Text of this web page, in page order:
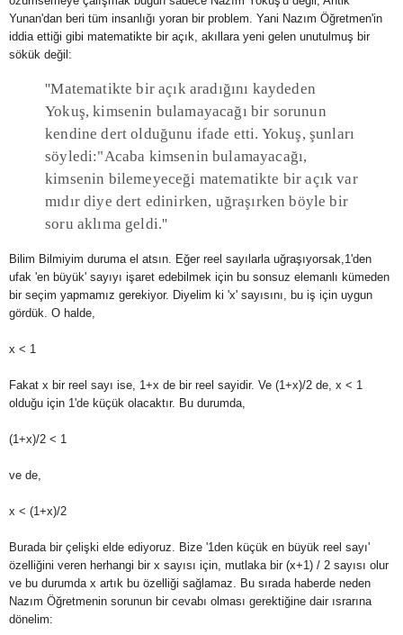
Yunan'dan beri tüm insanlığı yoran bir problem. Yani Nazım Öğretmen'in
iddia ettiği gibi matematikte bir açık, akıllara yeni gelen unutulmuş bir
sökük değil:
''Matematikte bir açık aradığını kaydeden
Yokuş, kimsenin bulamayacağı bir sorunun
kendine dert olduğunu ifade etti. Yokuş, şunları
söyledi:"Acaba kimsenin bulamayacağı,
kimsenin bilemeyeceği matematikte bir açık var
mıdır diye dert edinirken, uğraşırken böyle bir
soru aklıma geldi.''
Bilim Bilmiyim duruma el atsın. Eğer reel sayılarla uğraşıyorsak,1'den
ufak 'en büyük' sayıyı işaret edebilmek için bu sonsuz elemanlı kümeden
bir seçim yapmamız gerekiyor. Diyelim ki 'x' sayısını, bu iş için uygun
gördük. O halde,
x < 1
Fakat x bir reel sayı ise, 1+x de bir reel sayidir. Ve (1+x)/2 de, x < 1
olduğu için 1'de küçük olacaktır. Bu durumda,
(1+x)/2 < 1
ve de,
x < (1+x)/2
Burada bir çelişki elde ediyoruz. Bize '1den küçük en büyük reel sayı'
özelliğini veren herhangi bir x sayısı için, mutlaka bir (x+1) / 2 sayısı olur
ve bu durumda x artık bu özelliği sağlamaz. Bu sırada haberde neden
Nazım Öğretmenin sorunun bir cevabı olması gerektiğine dair ısrarına
dönelim: